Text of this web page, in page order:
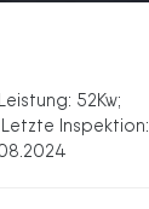
52Kw;
Letzte Inspektion: